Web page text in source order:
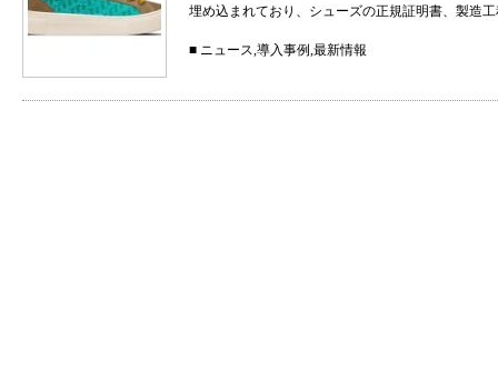
埋め込まれており、シューズの正規証明書、製造
■ ニュース,導入事例,最新情報